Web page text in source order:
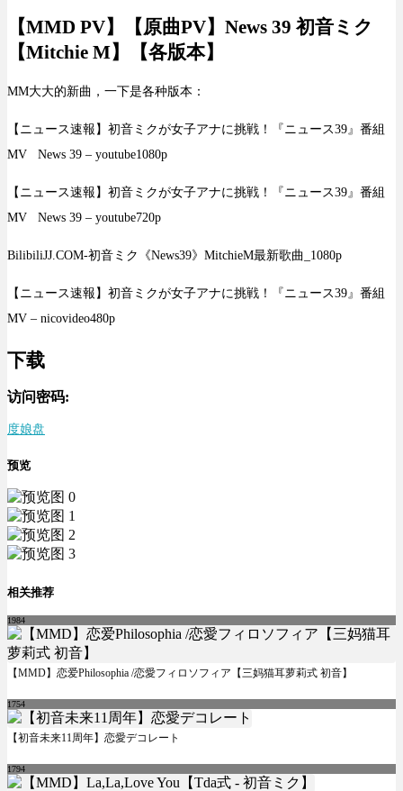
【MMD PV】【原曲PV】News 39 初音ミク
【Mitchie M】【各版本】
MM大大的新曲，一下是各种版本：
【ニュース速報】初音ミクが女子アナに挑戦！『ニュース39』番組
MV News 39 – youtube1080p
【ニュース速報】初音ミクが女子アナに挑戦！『ニュース39』番組
MV News 39 – youtube720p
BilibiliJJ.COM-初音ミク《News39》MitchieM最新歌曲_1080p
【ニュース速報】初音ミクが女子アナに挑戦！『ニュース39』番組
MV – nicovideo480p
下载
访问密码:
度娘盘
预览
相关推荐
1984
【MMD】恋爱Philosophia /恋愛フィロソフィア【三妈猫耳萝莉式 初音】
1754
【初音未来11周年】恋愛デコレート
1794